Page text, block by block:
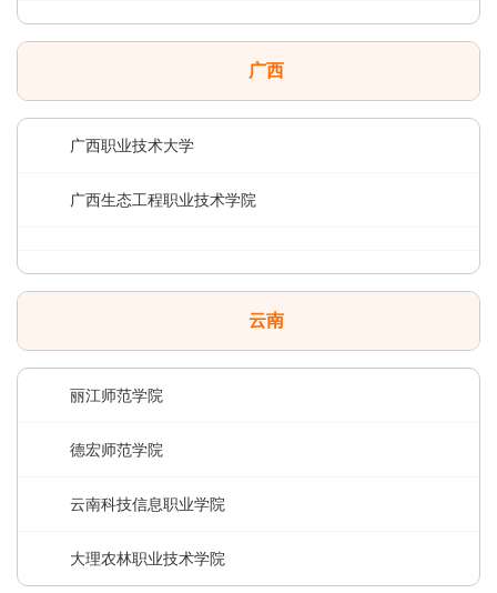
广西
广西职业技术大学
广西生态工程职业技术学院
云南
丽江师范学院
德宏师范学院
云南科技信息职业学院
大理农林职业技术学院